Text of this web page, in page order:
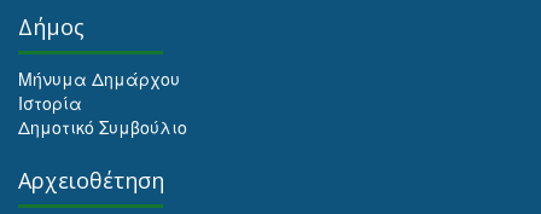
Δήμος
Μήνυμα Δημάρχου
Ιστορία
Δημοτικό Συμβούλιο
Αρχειοθέτηση